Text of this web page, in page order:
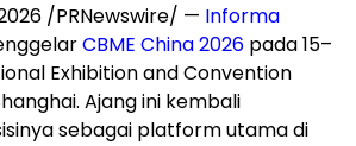
/PRNewswire/ — Informa
CBME China 2026 pada 15–
Exhibition and Convention
Ajang ini kembali
sebagai platform utama di